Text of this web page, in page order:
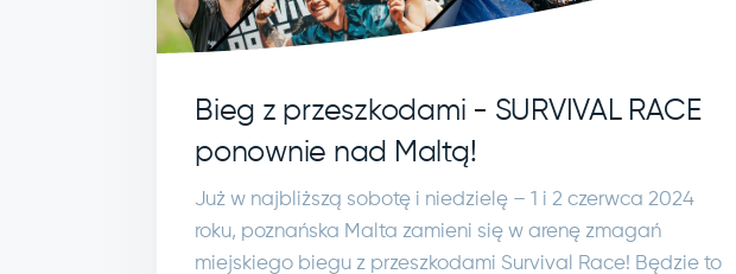
Bieg z przeszkodami - SURVIVAL RACE
ponownie nad Maltą!
Już w najbliższą sobotę i niedzielę – 1 i 2 czerwca 2024
roku, poznańska Malta zamieni się w arenę zmagań
miejskiego biegu z przeszkodami Survival Race! Będzie to